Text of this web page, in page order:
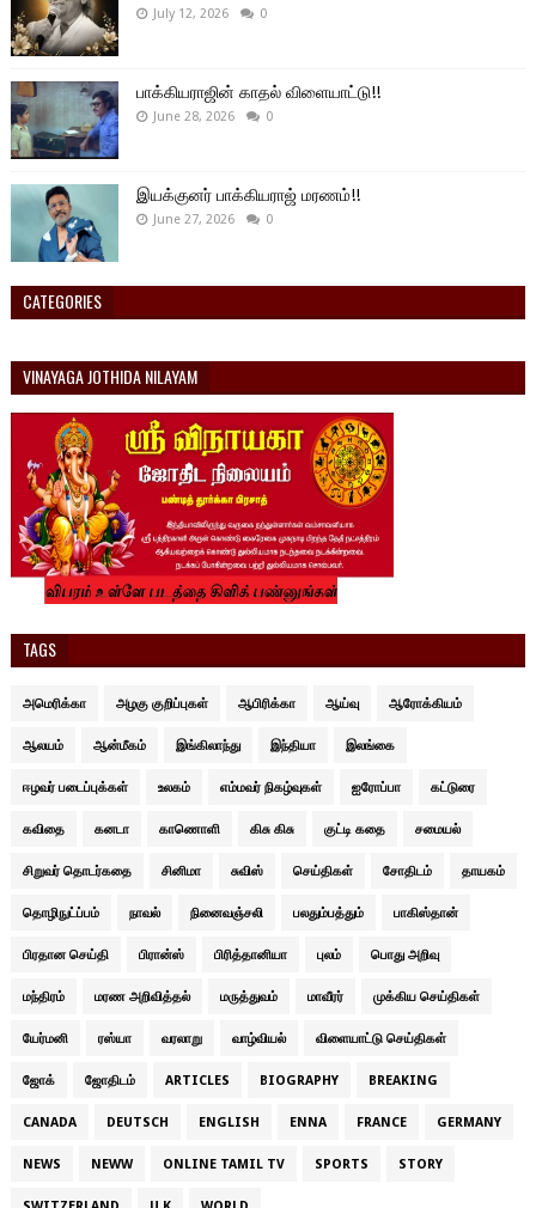
July 12, 2026 0
பாக்கியராஜின் காதல் விளையாட்டு!!
June 28, 2026 0
இயக்குனர் பாக்கியராஜ் மரணம்!!
June 27, 2026 0
CATEGORIES
VINAYAGA JOTHIDA NILAYAM
TAGS
அமெரிக்கா அழகு குறிப்புகள் ஆபிரிக்கா ஆய்வு ஆரோக்கியம்
ஆலயம் ஆன்மீகம் இங்கிலாந்து இந்தியா இலங்கை
ஈழவர் படைப்புக்கள் உலகம் எம்மவர் நிகழ்வுகள் ஐரோப்பா கட்டுரை
கவிதை கனடா காணொளி கிசு கிசு குட்டி கதை சமையல்
சிறுவர் தொடர்கதை சினிமா சுவிஸ் செய்திகள் சோதிடம் தாயகம்
தொழிநுட்ப்பம் நாவல் நினைவஞ்சலி பலதும்பத்தும் பாகிஸ்தான்
பிரதான செய்தி பிரான்ஸ் பிரித்தானியா புலம் பொது அறிவு
மந்திரம் மரண அறிவித்தல் மருத்துவம் மாவீரர் முக்கிய செய்திகள்
யேர்மனி ரஸ்யா வரலாறு வாழ்வியல் விளையாட்டு செய்திகள்
ஜோக் ஜோதிடம் ARTICLES BIOGRAPHY BREAKING
CANADA DEUTSCH ENGLISH ENNA FRANCE GERMANY
NEWS NEWW ONLINE TAMIL TV SPORTS STORY